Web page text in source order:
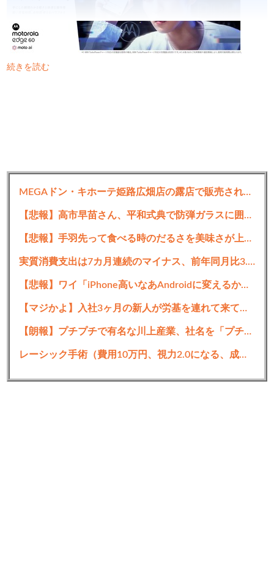
続きを読む
MEGAドン・キホーテ姫路広畑店の露店で販売された｢うなぎのかば焼き｣で食中毒 男女14人が発熱や腹痛など訴え
【悲報】高市早苗さん、平和式典で防弾ガラスに囲われながらスピーチ
【悲報】手羽先って食べる時のだるさを美味さが上回らなくね？？？？？
実質消費支出は7カ月連続のマイナス、前年同月比3.3%減－6月
【悲報】ワイ「iPhone高いなあAndroidに変えるか・・・おっこれええやん！」→iPhoneより高い
【マジかよ】入社3ヶ月の新人が労基を連れて来て「90連勤させられました」「労働基準法違反です」→俺「彼は30連休中ですが?」
【朗報】プチプチで有名な川上産業、社名を「プチプチ株式会社」に変更ｗｗｗｗｗ
レーシック手術（費用10万円、視力2.0になる、成功率95%）←これをしない理由ｗｗ